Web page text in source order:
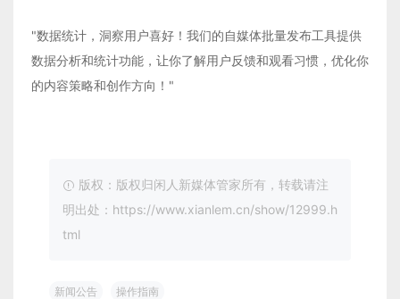
"数据统计，洞察用户喜好！我们的自媒体批量发布工具提供
数据分析和统计功能，让你了解用户反馈和观看习惯，优化你
的内容策略和创作方向！"
版权：版权归闲人新媒体管家所有，转载请注
明出处：https://www.xianlem.cn/show/12999.h
tml
新闻公告 操作指南